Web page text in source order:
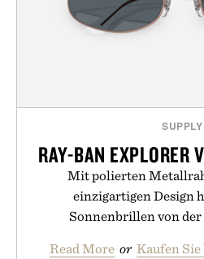
SUPPLY
RAY-BAN EXPLORER
Mit polierten
einzigartigen Design
Sonnenbrillen von der
Read More or Kaufen